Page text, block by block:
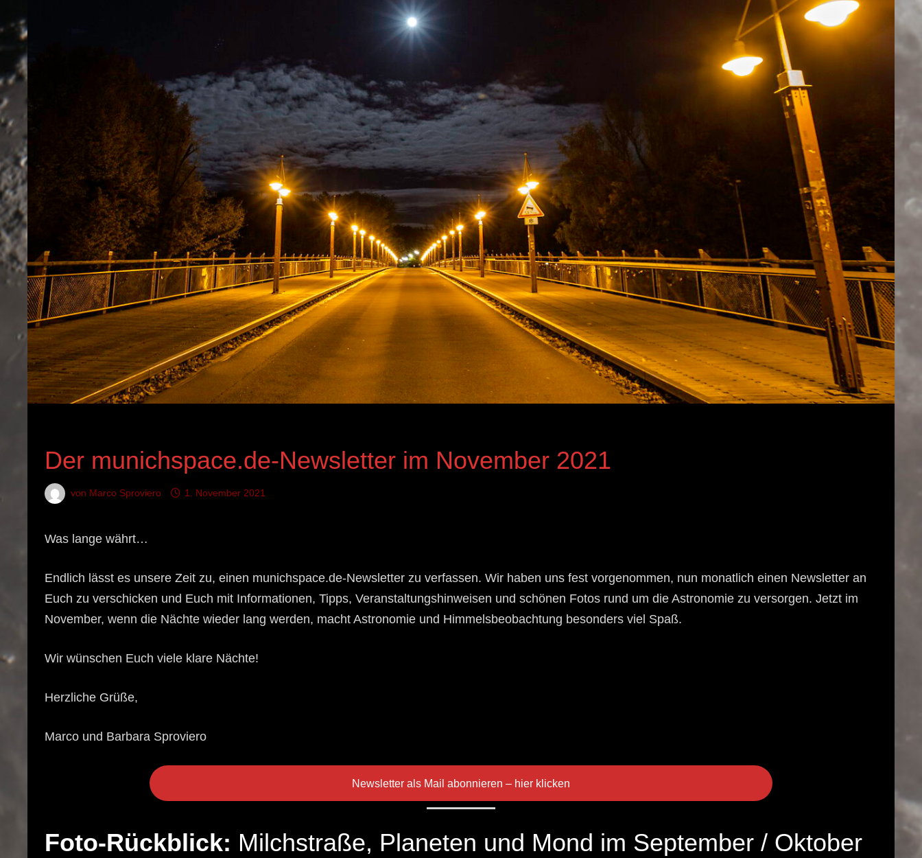
Der munichspace.de-Newsletter im November 2021
von Marco Sproviero 1. November 2021
Was lange währt…
Endlich lässt es unsere Zeit zu, einen munichspace.de-Newsletter zu verfassen. Wir haben uns fest vorgenommen, nun monatlich einen Newsletter an
Euch zu verschicken und Euch mit Informationen, Tipps, Veranstaltungshinweisen und schönen Fotos rund um die Astronomie zu versorgen. Jetzt im
November, wenn die Nächte wieder lang werden, macht Astronomie und Himmelsbeobachtung besonders viel Spaß.
Wir wünschen Euch viele klare Nächte!
Herzliche Grüße,
Marco und Barbara Sproviero
Newsletter als Mail abonnieren – hier klicken
Foto-Rückblick: Milchstraße, Planeten und Mond im September / Oktober